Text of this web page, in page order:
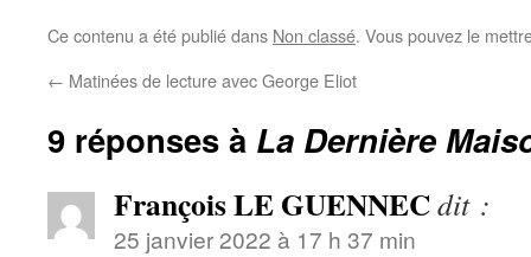
Ce contenu a été publié dans Non classé. Vous pouvez le
← Matinées de lecture avec George Eliot
9 réponses à La Dernière
François LE GUENNECdit :
25 janvier 2022 à 17 h 37 min